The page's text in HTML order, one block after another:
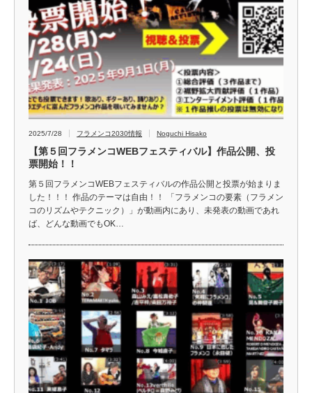
2025/7/28 フラメンコ2030情報 Noguchi Hisako
【第５回フラメンコWEBフェスティバル】作品公開、投
票開始！！
第５回フラメンコWEBフェスティバルの作品公開と投票が始まりま
した！！！ 作品のテーマは自由！！ 「フラメンコの要素（フラメン
コのリズムやテクニック）」が動画内にあり、未発表の動画であれ
ば、どんな動画でもOK…